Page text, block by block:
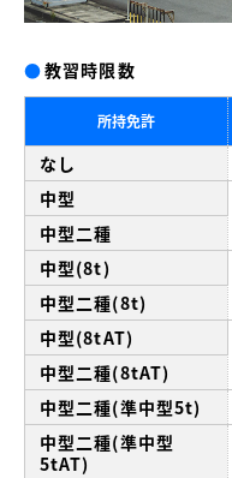
●教習時限数
所持免許
なし
中型
中型二種
中型(8t)
中型二種(8t)
中型(8tAT)
中型二種(8tAT)
中型二種(準中型5t)
中型二種(準中型
5tAT)